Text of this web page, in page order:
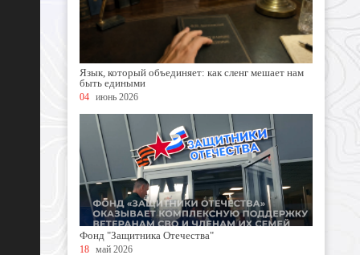
Язык, который объединяет: как сленг мешает нам
быть едиными
04 июнь 2026
Фонд "Защитника Отечества"
18 май 2026